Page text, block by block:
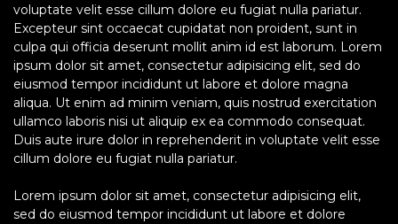
voluptate velit esse cillum dolore eu fugiat nulla pariatur.
Excepteur sint occaecat cupidatat non proident, sunt in
culpa qui officia deserunt mollit anim id est laborum. Lorem
ipsum dolor sit amet, consectetur adipisicing elit, sed do
eiusmod tempor incididunt ut labore et dolore magna
aliqua. Ut enim ad minim veniam, quis nostrud exercitation
ullamco laboris nisi ut aliquip ex ea commodo consequat.
Duis aute irure dolor in reprehenderit in voluptate velit esse
cillum dolore eu fugiat nulla pariatur.
Lorem ipsum dolor sit amet, consectetur adipisicing elit,
sed do eiusmod tempor incididunt ut labore et dolore